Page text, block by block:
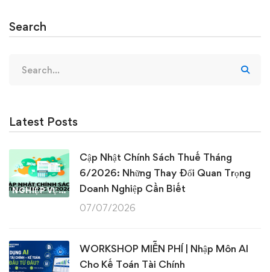
Search
for:
Latest Posts
NGHIỆP VỤ KẾ TOÁN & THUẾ
Cập Nhật Chính Sách Thuế Tháng
6/2026: Những Thay Đổi Quan Trọng
Doanh Nghiệp Cần Biết
07/07/2026
WORKSHOP MIỄN PHÍ | Nhập Môn AI
Cho Kế Toán Tài Chính